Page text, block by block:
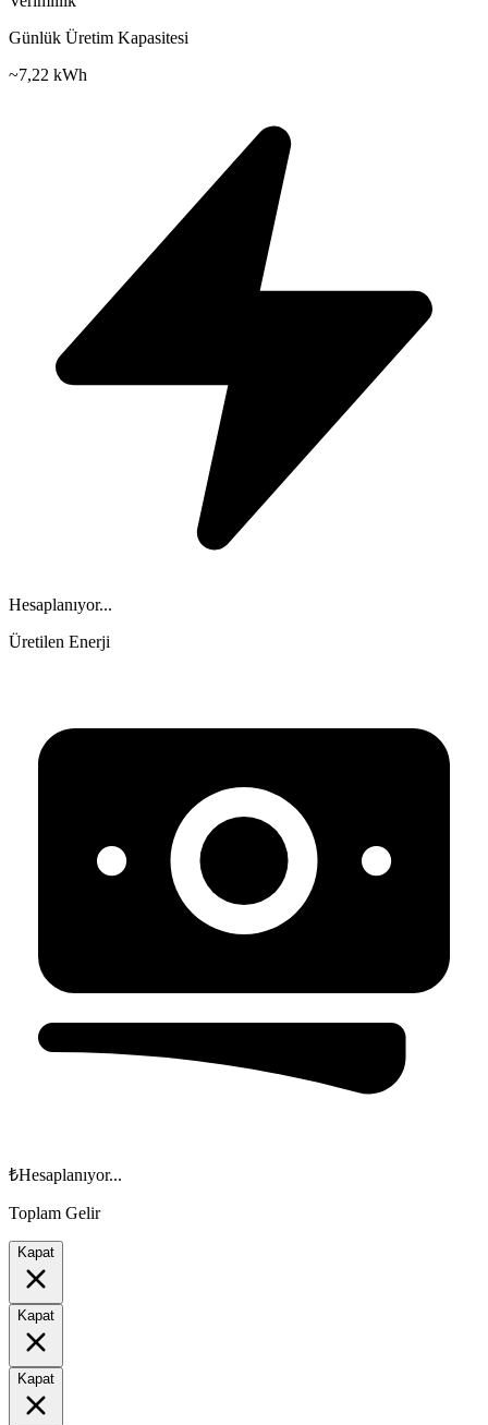
Günlük Üretim Kapasitesi
~7,22 kWh
Hesaplanıyor...
Üretilen Enerji
₺Hesaplanıyor...
Toplam Gelir
Kapat
Kapat
Kapat